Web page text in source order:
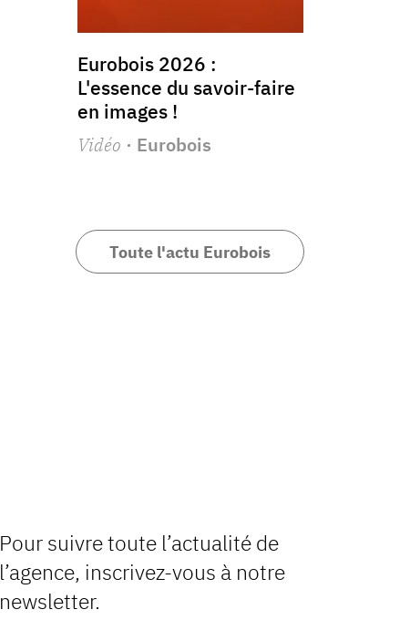
Eurobois 2026 :
L'essence du savoir-faire
en images !
Vidéo · Eurobois
Toute l'actu Eurobois
Pour suivre toute l’actualité de
l’agence, inscrivez-vous à notre
newsletter.